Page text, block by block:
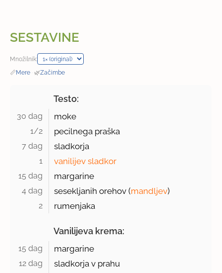
SESTAVINE
Množilnik:
📏Mere · 🌿Začimbe
Testo:
30 dag moke
1/2 pecilnega praška
7 dag sladkorja
1 vanilijev sladkor
15 dag margarine
4 dag sesekljanih orehov (mandljev)
2 rumenjaka
Vanilijeva krema:
15 dag margarine
12 dag sladkorja v prahu